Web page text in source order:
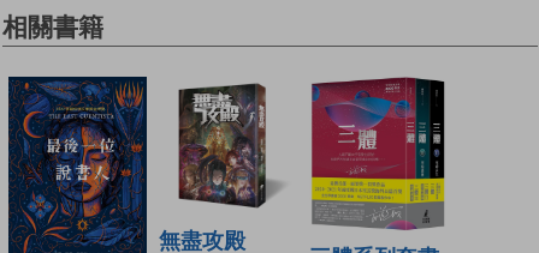
相關書籍
無盡攻殿